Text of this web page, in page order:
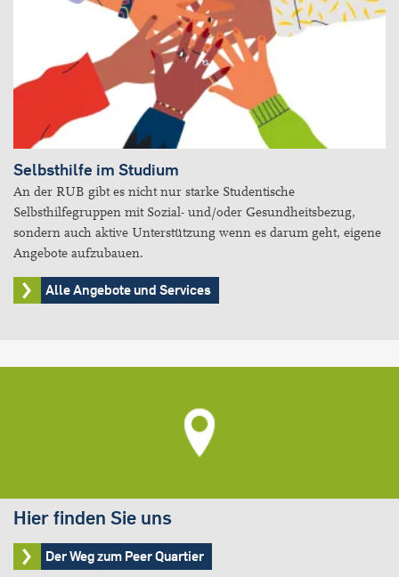
Selbsthilfe im Studium
An der RUB gibt es nicht nur starke Studentische
Selbsthilfegruppen mit Sozial- und/oder Gesundheitsbezug,
sondern auch aktive Unterstützung wenn es darum geht, eigene
Angebote aufzubauen.
Alle Angebote und Services
Hier finden Sie uns
Der Weg zum Peer Quartier